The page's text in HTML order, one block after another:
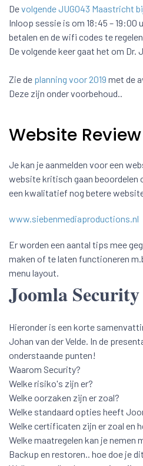
Devolgende JUG043 Maastricht
Inloop sessie is om 18:45 – 19:00
betalen en de wifi codes te
De volgende keer gaat het om Dr.
Zie de planning voor 2019 met de
Deze zijn onder voorbehoud..
Website Review
Je kan je aanmelden voor een
website kritisch gaan beoordelen
een kwalitatief nog betere
www.siebenmediaproductions.nl
Er worden een aantal tips mee
maken of te laten functioneren
menu layout.
Joomla Security
Hieronder is een korte
Johan van der Velde. In de
onderstaande punten!
Waarom Security?
Welke risiko's zijn er?
Welke oorzaken zijn er zoal?
Welke standaard opties heeft
Welke certificaten zijn er zoal en
Welke maatregelen kan je nemen
Backup en restoren.. hoe doe je